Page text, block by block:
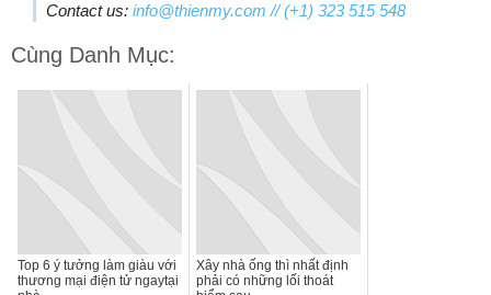
Contact us: info@thienmy.com // (+1) 323 515 548
Cùng Danh Mục:
Top 6 ý tưởng làm giàu với
thương mại điện tử ngaytại
Xây nhà ống thì nhất định
phải có những lối thoát